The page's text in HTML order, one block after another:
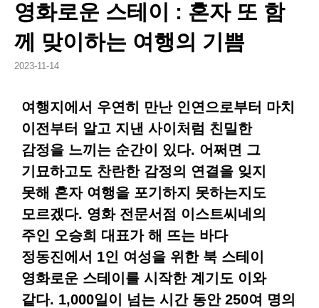
영화로운 스테이 : 혼자 또 함
께 맞이하는 여행의 기쁨
2023-11-14
여행지에서 우연히 만난 인연으로부터 마치
이전부터 알고 지낸 사이처럼 친밀한
감정을 느끼는 순간이 있다. 어쩌면 그
기묘하고도 찬란한 감정의 연결을 잊지
못해 혼자 여행을 포기하지 못하는지도
모르겠다. 영화 전문서점 이스트씨네의
주인 오승희 대표가 해 뜨는 바다
정동진에서 1인 여성을 위한 북 스테이
영화로운 스테이를 시작한 계기도 이와
같다. 1,000일이 넘는 시간 동안 250여 명의